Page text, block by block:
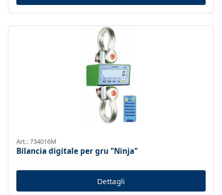
Art.: 734016M
Bilancia digitale per gru "Ninja"
Dettagli